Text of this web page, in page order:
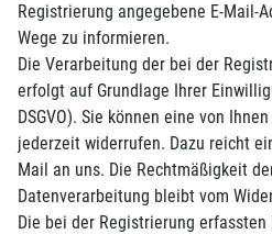
Registrierung angegebene E-Mail-
Wege zu informieren.
Die Verarbeitung der bei der
erfolgt auf Grundlage Ihrer
DSGVO). Sie können eine von
jederzeit widerrufen. Dazu reicht
Mail an uns. Die Rechtmäßigkeit
Datenverarbeitung bleibt vom
Die bei der Registrierung erfassten